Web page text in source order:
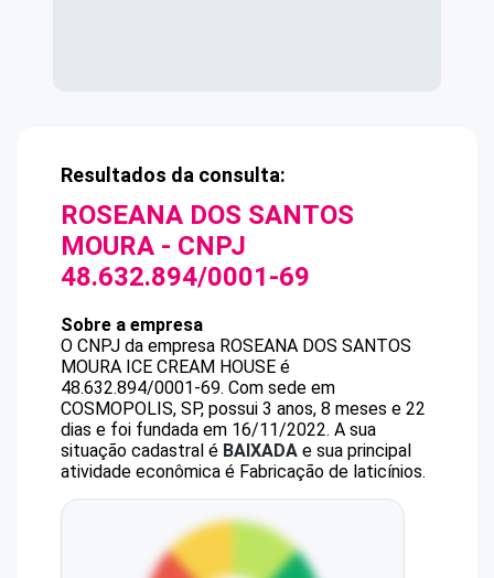
Resultados da consulta:
ROSEANA DOS SANTOS
MOURA - CNPJ
48.632.894/0001-69
Sobre a empresa
O CNPJ da empresa ROSEANA DOS SANTOS
MOURA ICE CREAM HOUSE é
48.632.894/0001-69. Com sede em
COSMOPOLIS, SP, possui 3 anos, 8 meses e 22
dias e foi fundada em 16/11/2022. A sua
situação cadastral é BAIXADA e sua principal
atividade econômica é Fabricação de laticínios.